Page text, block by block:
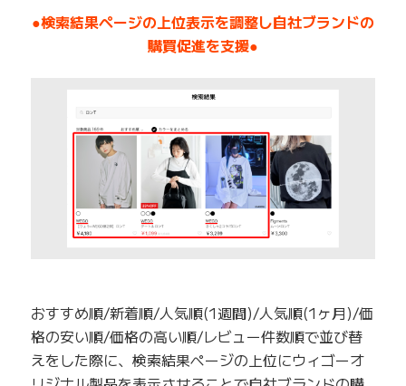
●検索結果ページの上位表示を調整し自社ブランドの
購買促進を支援●
おすすめ順/新着順/人気順(1週間)/人気順(1ヶ月)/価
格の安い順/価格の高い順/レビュー件数順で並び替
えをした際に、検索結果ページの上位にウィゴーオ